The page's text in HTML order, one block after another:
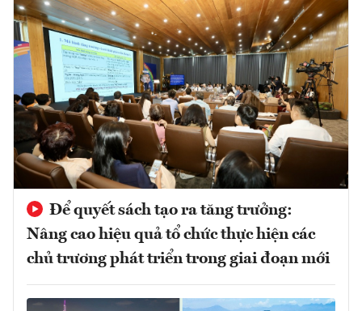
Để quyết sách tạo ra tăng trưởng:
Nâng cao hiệu quả tổ chức thực hiện các
chủ trương phát triển trong giai đoạn mới